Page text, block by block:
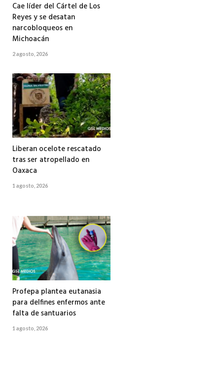
Cae líder del Cártel de Los
Reyes y se desatan
narcobloqueos en
Michoacán
2 agosto, 2026
Liberan ocelote rescatado
tras ser atropellado en
Oaxaca
1 agosto, 2026
Profepa plantea eutanasia
para delfines enfermos ante
falta de santuarios
1 agosto, 2026